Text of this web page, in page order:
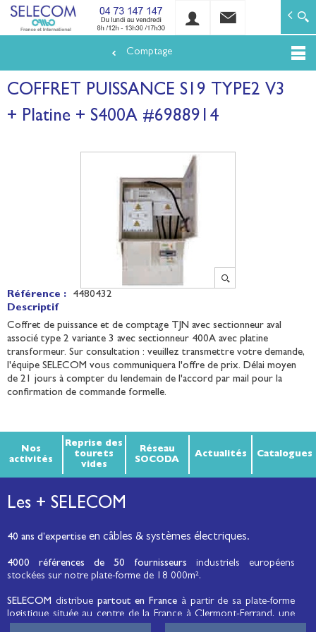
au
contenu
SELECOM
Matériels de réseaux électriques basse tension et
Comptage
COFFRET PUISSANCE S19 TYPE2 V3
+ Platine + S400A #6988914
Référence :
4480432
Descriptif
Coffret de puissance et de comptage TJN avec sectionneur aval
associé type 2 variante 3 avec sectionneur 400A avec platine
transformeur. Sur consultation : veuillez transmettre votre demande,
l'équipe SELECOM vous communiquera l'offre de prix. Délai moyen
de 21 jours à compter du lendemain de l'accord par mail pour la
confirmation de commande formelle.
Nos
activités
Reprise des
tourets
vides
Réseau
SOCODA
Actualités Catalogues
Les + SELECOM
40 ans d’expertise en câbles & systèmes électriques.
4000 références de 50 fournisseurs industriels européens
stockées sur notre plate-forme de 18 000m².
SELECOM distribue partout en France à partir de sa plate-forme
logistique située au centre de la France à Clermont-Ferrand, une